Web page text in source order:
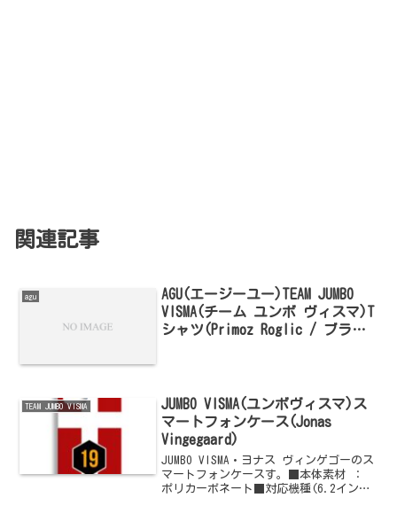
関連記事
agu
AGU(エージーユー)TEAM JUMBO
VISMA(チーム ユンボ ヴィスマ)T
シャツ(Primoz Roglic / ブラッ
TEAM JUMBO VISMA
JUMBO VISMA(ユンボヴィスマ)ス
マートフォンケース(Jonas
Vingegaard)
JUMBO VISMA・ヨナス ヴィンゲゴーのス
マートフォンケースす。■本体素材 ：
ポリカーボネート■対応機種(6.2インチ)